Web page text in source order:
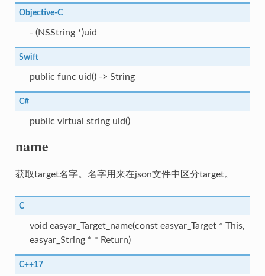
Objective-C
- (NSString *)uid
Swift
public func uid() -> String
C#
public virtual string uid()
name
获取target名字。名字用来在json文件中区分target。
C
void easyar_Target_name(const easyar_Target * This,
easyar_String * * Return)
C++17